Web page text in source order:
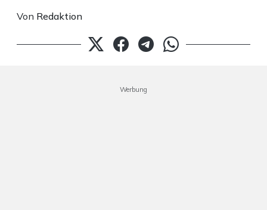
Von Redaktion
Werbung